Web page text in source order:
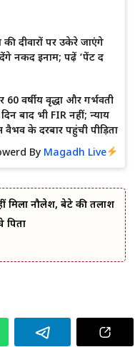
दीवारों पर उकेरे जाएंगे
नकद इनाम; पढ़ें ‘पेंट द
वर्षीय वृद्धा और गर्भवती
बाद भी FIR नहीं; न्याय
के दरबार पहुंची पीड़िता
By Magadh Live
मिला नौलेश, बेटे की तलाश
पिता